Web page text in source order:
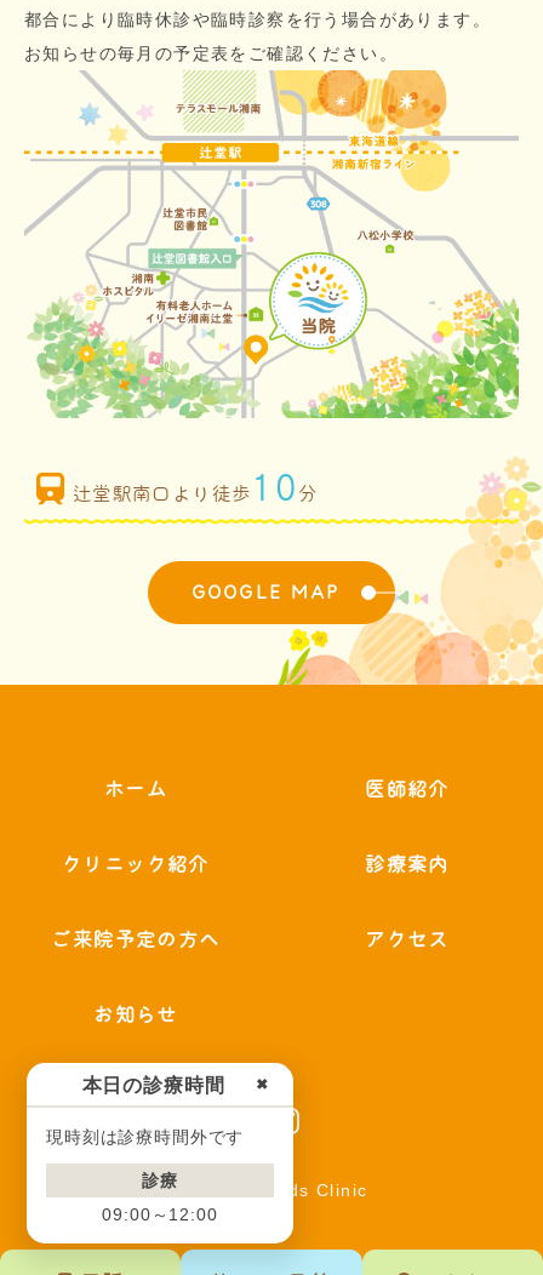
本日の診療時間 ✖
現時刻は診療時間外です
診療
09:00～12:00
都合により臨時休診や臨時診察を行う場合があります。
お知らせの毎月の予定表をご確認ください。
辻堂駅南口より徒歩 10 分
GOOGLE MAP
ホーム 医師紹介
クリニック紹介 診療案内
ご来院予定の方へ アクセス
お知らせ
© 辻堂南口Kids Clinic